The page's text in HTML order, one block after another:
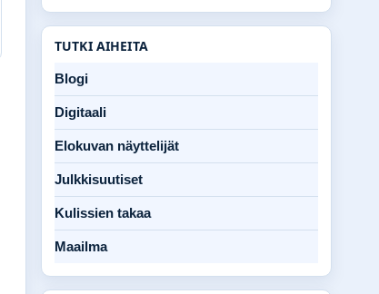
TUTKI AIHEITA
Blogi
Digitaali
Elokuvan näyttelijät
Julkkisuutiset
Kulissien takaa
Maailma